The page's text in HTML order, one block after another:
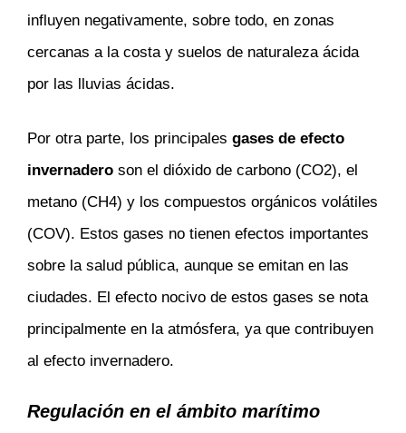
influyen negativamente, sobre todo, en zonas
cercanas a la costa y suelos de naturaleza ácida
por las lluvias ácidas.
Por otra parte, los principales gases de efecto
invernadero son el dióxido de carbono (CO2), el
metano (CH4) y los compuestos orgánicos volátiles
(COV). Estos gases no tienen efectos importantes
sobre la salud pública, aunque se emitan en las
ciudades. El efecto nocivo de estos gases se nota
principalmente en la atmósfera, ya que contribuyen
al efecto invernadero.
Regulación en el ámbito marítimo